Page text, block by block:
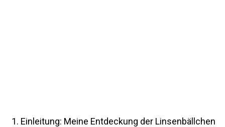
Einleitung: Meine Entdeckung der Linsenbällchen